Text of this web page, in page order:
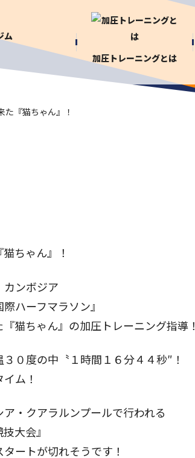
ム
加圧トレーニングとは
た『猫ちゃん』！
ちゃん』！
カンボジア
際ハーフマラソン』
猫ちゃん』の加圧トレーニング指導！
０度の中〝１時間１６分４４秒″！
ム！
ア・クアラルンプールで行われる
大会』
ートが切れそうです！